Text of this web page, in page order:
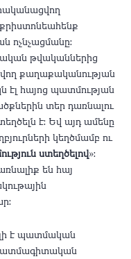
ոչնչացմանը:
ական թվականներից
քաղաքականության
էլ հայոց պատմության
տեր դառնալու
է: Եվ այդ ամենը
կեղծմամբ ու
ստեղծելով»:
են հայ
է պատմական